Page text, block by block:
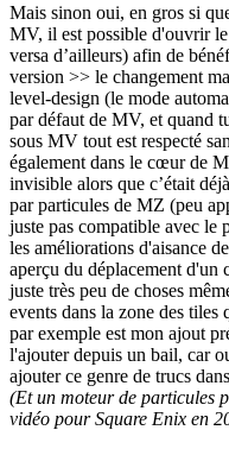
Mais sinon oui, en gros si
MV, il est possible d'ouvrir
versa d’ailleurs) afin de
version >> le changement
level-design (le mode
par défaut de MV, et quand
sous MV tout est respecté
également dans le cœur de
invisible alors que c’était
par particules de MZ (peu
juste pas compatible avec le
les améliorations d'aisance
aperçu du déplacement d'un
juste très peu de choses
events dans la zone des tiles
par exemple est mon ajout
l'ajouter depuis un bail, car
ajouter ce genre de trucs
(Et un moteur de particules
vidéo pour Square Enix en